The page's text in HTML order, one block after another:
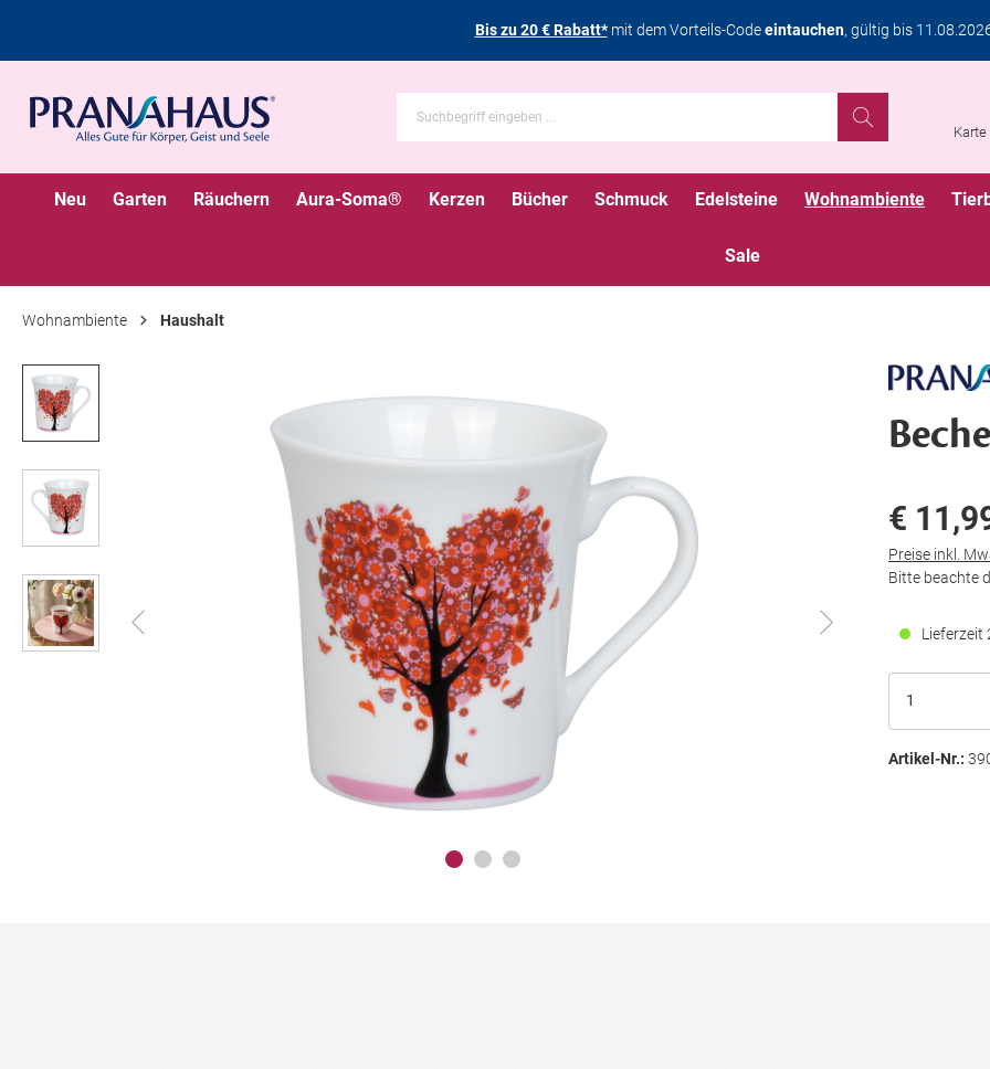
Bis zu 20 € Rabatt*mit dem Vorteils-Codeeintauchen, gültig bis
Neu Garten Räuchern Aura-Soma® Kerzen Bücher Schmuck Edelsteine Wohnambiente
Sale
Wohnambiente Haushalt
€
Preise inkl.
Bitte beachte
Lieferzeit
Artikel-Nr.: